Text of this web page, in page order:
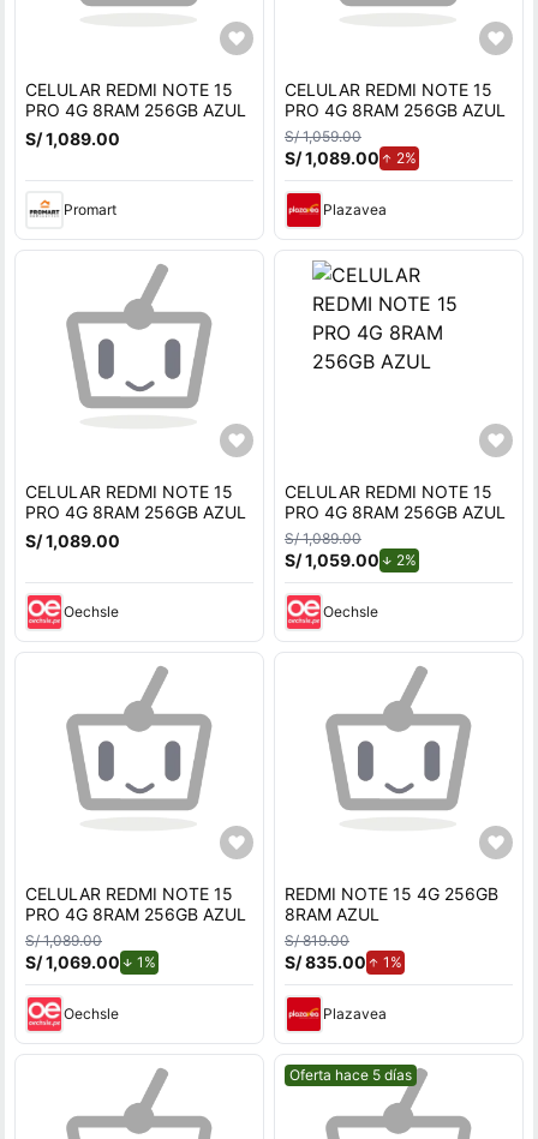
CELULAR REDMI NOTE 15
PRO 4G 8RAM 256GB AZUL
S/ 1,089.00
Promart
CELULAR REDMI NOTE 15
PRO 4G 8RAM 256GB AZUL
S/ 1,059.00
S/ 1,089.00 2%de aumento.
Plazavea
CELULAR REDMI NOTE 15
PRO 4G 8RAM 256GB AZUL
S/ 1,089.00
Oechsle
CELULAR REDMI NOTE 15
PRO 4G 8RAM 256GB AZUL
S/ 1,089.00
S/ 1,059.00 2%de descuento.
Oechsle
CELULAR REDMI NOTE 15
PRO 4G 8RAM 256GB AZUL
S/ 1,089.00
S/ 1,069.00 1%
Oechsle
REDMI NOTE 15 4G 256GB
8RAM AZUL
S/ 819.00
S/ 835.00 1%de aumento.
Plazavea
Mejor precio.
Oferta hace 5 días